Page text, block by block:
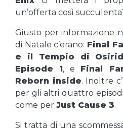
un’offerta così
Giusto per informazione
di Natale c’erano: Final
e il Tempio di
Episode 1, e Final
Reborn inside. Inoltre
per gli altri quattro
come per Just Cause 3.
Si tratta di una